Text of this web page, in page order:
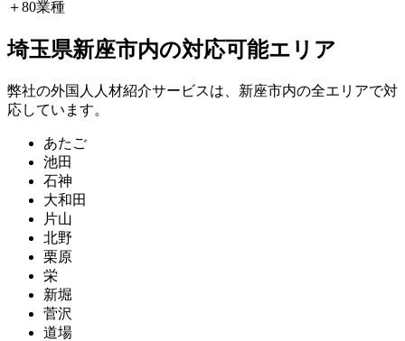
＋80業種
埼玉県新座市内の対応可能エリア
弊社の外国人人材紹介サービスは、新座市内の全エリアで対
応しています。
あたご
池田
石神
大和田
片山
北野
栗原
栄
新堀
菅沢
道場